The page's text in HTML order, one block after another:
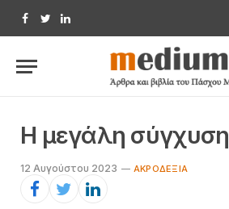
Facebook
TwitterLinkedIn
Η μεγάλη σύγχυση
12 Αυγούστου 2023 ΑΚΡΟΔΕΞΙΆ